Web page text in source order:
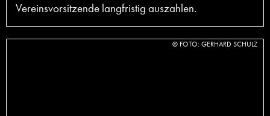
Vereinsvorsitzende langfristig auszahlen.
© FOTO: GERHARD SCHULZ